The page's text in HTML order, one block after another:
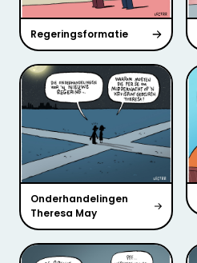
Regeringsformatie
Onderhandelingen
Theresa May